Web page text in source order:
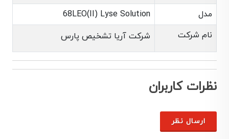
مدل
68LEO(II) Lyse Solution
نام شرکت
شرکت آریا تشخیص پارس
نظرات کاربران
ارسال نظر